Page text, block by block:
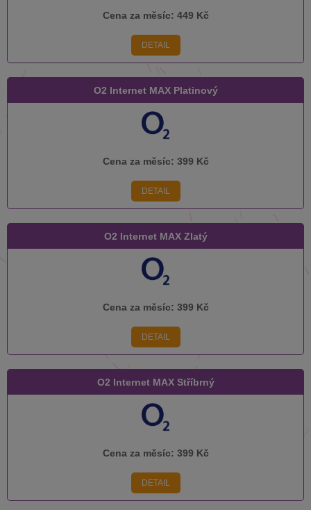
Cena za měsíc: 449 Kč
DETAIL
O2 Internet MAX Platinový
Cena za měsíc: 399 Kč
DETAIL
O2 Internet MAX Zlatý
Cena za měsíc: 399 Kč
DETAIL
O2 Internet MAX Stříbrný
Cena za měsíc: 399 Kč
DETAIL